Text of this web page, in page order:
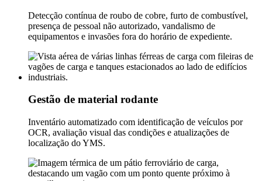
Detecção contínua de roubo de cobre, furto de combustível,
presença de pessoal não autorizado, vandalismo de
equipamentos e invasões fora do horário de expediente.
Gestão de material rodante
Inventário automatizado com identificação de veículos por
OCR, avaliação visual das condições e atualizações de
localização do YMS.